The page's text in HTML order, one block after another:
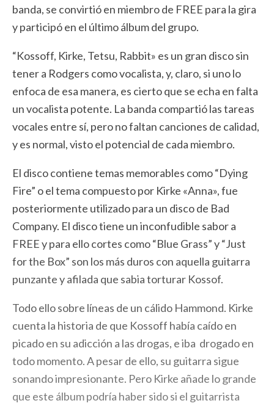
banda, se convirtió en miembro de FREE para la gira
y participó en el último álbum del grupo.
“Kossoff, Kirke, Tetsu, Rabbit» es un gran disco sin
tener a Rodgers como vocalista, y, claro, si uno lo
enfoca de esa manera, es cierto que se echa en falta
un vocalista potente. La banda compartió las tareas
vocales entre sí, pero no faltan canciones de calidad,
y es normal, visto el potencial de cada miembro.
El disco contiene temas memorables como “Dying
Fire” o el tema compuesto por Kirke «Anna», fue
posteriormente utilizado para un disco de Bad
Company. El disco tiene un inconfudible sabor a
FREE y para ello cortes como “Blue Grass” y “Just
for the Box” son los más duros con aquella guitarra
punzante y afilada que sabia torturar Kossof.
Todo ello sobre líneas de un cálido Hammond. Kirke
cuenta la historia de que Kossoff había caído en
picado en su adicción a las drogas, e iba drogado en
todo momento. A pesar de ello, su guitarra sigue
sonando impresionante. Pero Kirke añade lo grande
que este álbum podría haber sido si el guitarrista